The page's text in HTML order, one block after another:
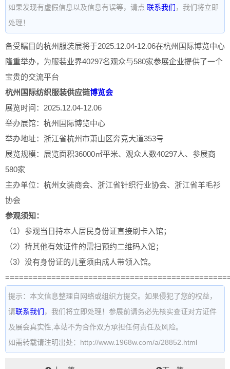
如果发现有虚假信息以及信息有误等，请点 联系我们 ，我们将立即
处理！
备受瞩目的杭州服装展将于2025.12.04-12.06在杭州国际博览中心
隆重举办，为服装业界40297名观众与580家参展企业提供了一个
宝贵的交流平台
杭州国际纺织服装供应链博览会
展览时间：2025.12.04-12.06
举办展馆：杭州国际博览中心
举办地址：浙江省杭州市萧山区奔竞大道353号
展览规模：展览面积36000㎡平米、观众人数40297人、参展商
580家
主办单位：杭州女装商会、浙江省针织行业协会、浙江省羊毛衫
协会
参观须知：
（1）参观当日持本人居民身份证直接刷卡入馆；
（2）持其他有效证件的需扫预约二维码入馆；
（3）没有身份证的儿童须由成人带领入馆。
提示：本文信息整理自网络或组织方提交。如果侵犯了您的权益，
请联系我们 ，我们将立即处理！参展前请务必先核实查证对方证件
及展会真实性,本站不为合作双方承担任何责任及风险。
如需转载请注明出处：http://www.1968w.com/a/28852.html